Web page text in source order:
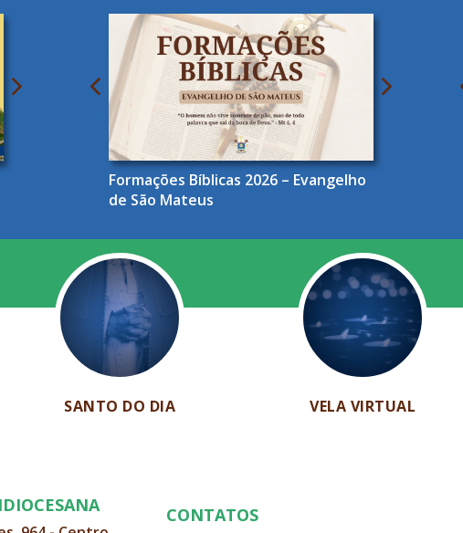
Formações Bíblicas 2026 – Evangelho
de São Mateus
SANTO DO DIA VELA VIRTUAL
CONTATOS